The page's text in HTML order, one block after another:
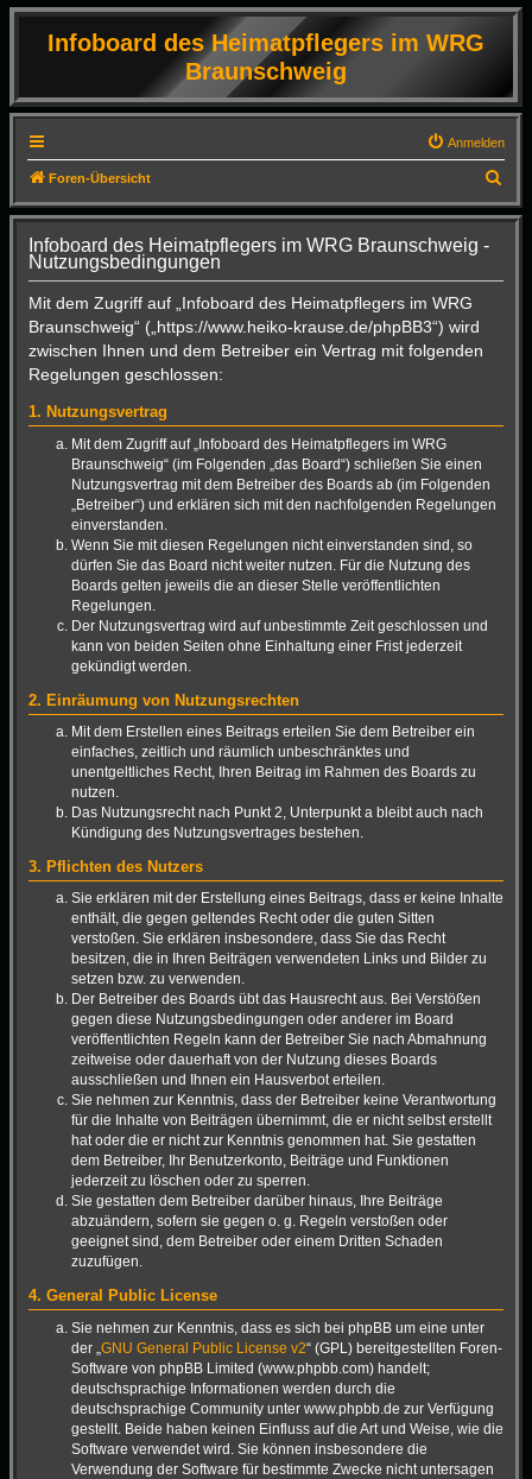
Infoboard des Heimatpflegers im WRG
Braunschweig
Anmelden
Foren-Übersicht
u
Infoboard des Heimatpflegers im WRG Braunschweig -
Nutzungsbedingungen
Mit dem Zugriff auf „Infoboard des Heimatpflegers im WRG
Braunschweig“ („https://www.heiko-krause.de/phpBB3“) wird
zwischen Ihnen und dem Betreiber ein Vertrag mit folgenden
Regelungen geschlossen:
1. Nutzungsvertrag
Mit dem Zugriff auf „Infoboard des Heimatpflegers im WRG
Braunschweig“ (im Folgenden „das Board“) schließen Sie einen
Nutzungsvertrag mit dem Betreiber des Boards ab (im Folgenden
„Betreiber“) und erklären sich mit den nachfolgenden Regelungen
einverstanden.
Wenn Sie mit diesen Regelungen nicht einverstanden sind, so
dürfen Sie das Board nicht weiter nutzen. Für die Nutzung des
Boards gelten jeweils die an dieser Stelle veröffentlichten
Regelungen.
Der Nutzungsvertrag wird auf unbestimmte Zeit geschlossen und
kann von beiden Seiten ohne Einhaltung einer Frist jederzeit
gekündigt werden.
2. Einräumung von Nutzungsrechten
Mit dem Erstellen eines Beitrags erteilen Sie dem Betreiber ein
einfaches, zeitlich und räumlich unbeschränktes und
unentgeltliches Recht, Ihren Beitrag im Rahmen des Boards zu
nutzen.
Das Nutzungsrecht nach Punkt 2, Unterpunkt a bleibt auch nach
Kündigung des Nutzungsvertrages bestehen.
3. Pflichten des Nutzers
Sie erklären mit der Erstellung eines Beitrags, dass er keine Inhalte
enthält, die gegen geltendes Recht oder die guten Sitten
verstoßen. Sie erklären insbesondere, dass Sie das Recht
besitzen, die in Ihren Beiträgen verwendeten Links und Bilder zu
setzen bzw. zu verwenden.
Der Betreiber des Boards übt das Hausrecht aus. Bei Verstößen
gegen diese Nutzungsbedingungen oder anderer im Board
veröffentlichten Regeln kann der Betreiber Sie nach Abmahnung
zeitweise oder dauerhaft von der Nutzung dieses Boards
ausschließen und Ihnen ein Hausverbot erteilen.
Sie nehmen zur Kenntnis, dass der Betreiber keine Verantwortung
für die Inhalte von Beiträgen übernimmt, die er nicht selbst erstellt
hat oder die er nicht zur Kenntnis genommen hat. Sie gestatten
dem Betreiber, Ihr Benutzerkonto, Beiträge und Funktionen
jederzeit zu löschen oder zu sperren.
Sie gestatten dem Betreiber darüber hinaus, Ihre Beiträge
abzuändern, sofern sie gegen o. g. Regeln verstoßen oder
geeignet sind, dem Betreiber oder einem Dritten Schaden
zuzufügen.
4. General Public License
Sie nehmen zur Kenntnis, dass es sich bei phpBB um eine unter
der „ GNU General Public License v2“ (GPL) bereitgestellten Foren-
Software von phpBB Limited (www.phpbb.com) handelt;
deutschsprachige Informationen werden durch die
deutschsprachige Community unter www.phpbb.de zur Verfügung
gestellt. Beide haben keinen Einfluss auf die Art und Weise, wie die
Software verwendet wird. Sie können insbesondere die
Verwendung der Software für bestimmte Zwecke nicht untersagen